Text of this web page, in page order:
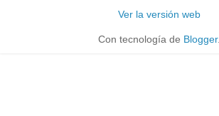
Ver la versión web
Con tecnología de Blogger.